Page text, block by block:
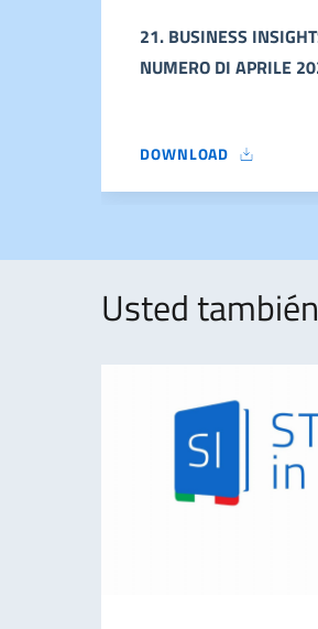
21. BUSINESS
NUMERO DI APRILE
DOWNLOAD
21. BUSINESS
Usted